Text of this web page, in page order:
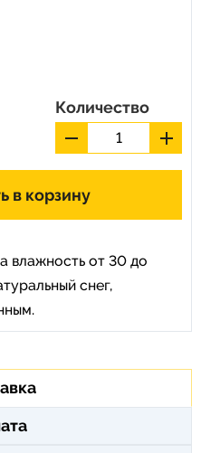
Количество
в корзину
влажность от 30 до
снег,